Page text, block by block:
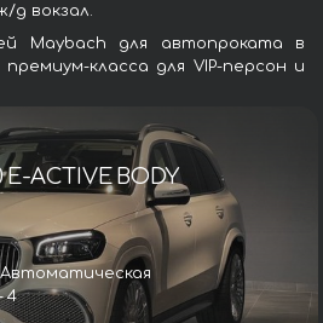
д вокзал.
Maybach для автопроката в
класса для VIP-персон и
ACTIVE BODY
4